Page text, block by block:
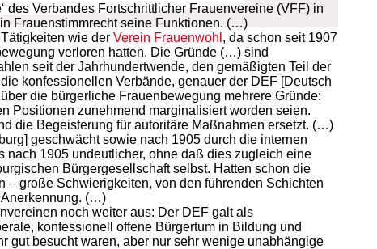
des Verbandes Fortschrittlicher Frauenvereine (VFF) in
Frauenstimmrecht seine Funktionen. (…)
wie der Verein Frauenwohl , da schon seit 1907
verloren hatten. Die Gründe (…) sind
seit der Jahrhundertwende, den gemäßigten Teil der
konfessionellen Verbände, genauer der DEF [Deutsch
die bürgerliche Frauenbewegung mehrere Gründe:
Positionen zunehmend marginalisiert worden seien.
die Begeisterung für autoritäre Maßnahmen ersetzt. (…)
geschwächt sowie nach 1905 durch die internen
1905 undeutlicher, ohne daß dies zugleich eine
Bürgergesellschaft selbst. Hatten schon die
– große Schwierigkeiten, von den führenden Schichten
Anerkennung. (…)
noch weiter aus: Der DEF galt als
konfessionell offene Bürgertum in Bildung und
gut besucht waren, aber nur sehr wenige unabhängige